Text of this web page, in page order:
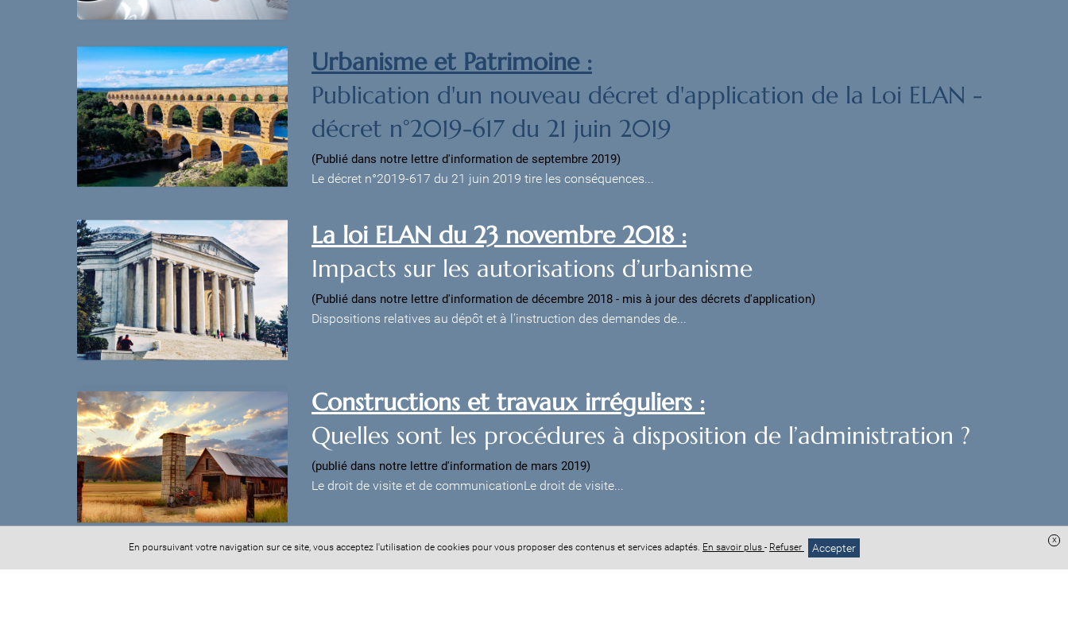
Urbanisme et Patrimoine :
Publication d'un nouveau décret d'application de la Loi ELAN -
décret n°2019-617 du 21 juin 2019
(Publié dans notre lettre d'information de septembre 2019)
Le décret n°2019-617 du 21 juin 2019 tire les conséquences...
La loi ELAN du 23 novembre 2018 :
Impacts sur les autorisations d’urbanisme
(Publié dans notre lettre d'information de décembre 2018 - mis à jour des décrets d'application)
Dispositions relatives au dépôt et à l’instruction des demandes de...
Constructions et travaux irréguliers :
Quelles sont les procédures à disposition de l’administration ?
(publié dans notre lettre d'information de mars 2019)
Le droit de visite et de communicationLe droit de visite...
En poursuivant votre navigation sur ce site, vous acceptez l'utilisation de cookies pour vous proposer des contenus et services adaptés. En savoir plus - Refuser Accepter
x